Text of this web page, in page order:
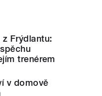
Frýdlantu:
trenérem
v domově